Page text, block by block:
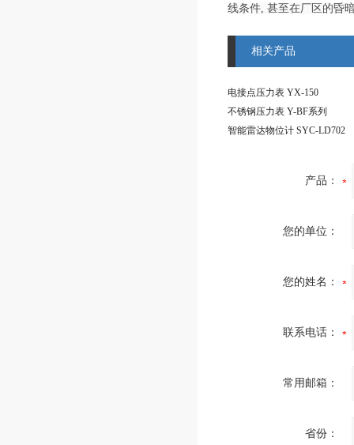
线条件, 甚至在厂区的昏
相关产品
电接点压力表 YX-150
不锈钢压力表 Y-BF系列
智能雷达物位计 SYC-LD702
产品：
您的单位：
您的姓名：
联系电话：
常用邮箱：
省份：